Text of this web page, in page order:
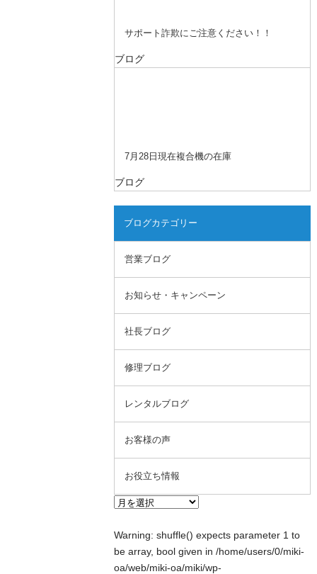
サポート詐欺にご注意ください！！
ブログ
7月28日現在複合機の在庫
ブログ
ブログカテゴリー
営業ブログ
お知らせ・キャンペーン
社長ブログ
修理ブログ
レンタルブログ
お客様の声
お役立ち情報
Warning: shuffle() expects parameter 1 to
be array, bool given in/home/users/0/miki-
oa/web/miki-oa/miki/wp-